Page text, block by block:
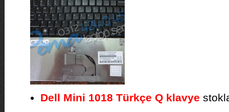
Dell Mini 1018 Türkçe Q klavye